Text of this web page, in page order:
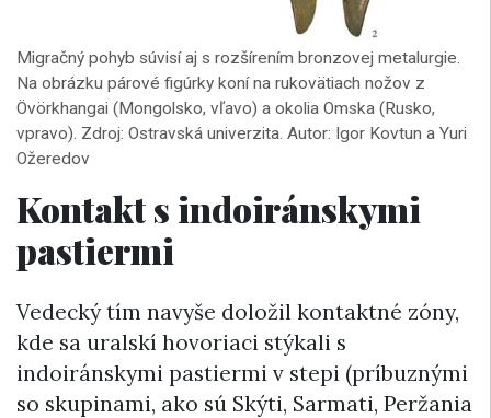
Migračný pohyb súvisí aj s rozšírením bronzovej metalurgie.
Na obrázku párové figúrky koní na rukovätiach nožov z
Övörkhangai (Mongolsko, vľavo) a okolia Omska (Rusko,
vpravo). Zdroj: Ostravská univerzita. Autor: Igor Kovtun a Yuri
Ožeredov
Kontakt s indoiránskymi
pastiermi
Vedecký tím navyše doložil kontaktné zóny,
kde sa uralskí hovoriaci stýkali s
indoiránskymi pastiermi v stepi (príbuznými
so skupinami, ako sú Skýti, Sarmati, Peržania